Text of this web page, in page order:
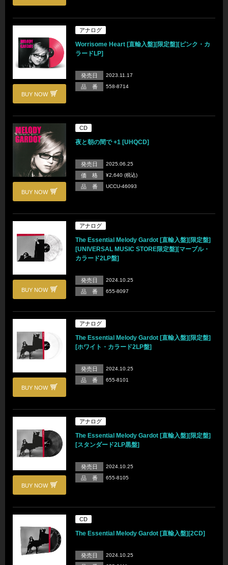
BUY NOW
アナログ
Worrisome Heart [直輸入盤][限定盤][ピンク・カ
ラードLP]
発売日 2023.11.17
品 番 558-8714
BUY NOW
CD
夜と朝の間で +1 [UHQCD]
発売日 2025.06.25
価 格 ¥2,640 (税込)
品 番 UCCU-46093
BUY NOW
アナログ
The Essential Melody Gardot [直輸入盤][限定盤]
[UNIVERSAL MUSIC STORE限定盤][マーブル・
カラード2LP盤]
発売日 2024.10.25
品 番 655-8097
BUY NOW
アナログ
The Essential Melody Gardot [直輸入盤][限定盤]
[ホワイト・カラード2LP盤]
発売日 2024.10.25
品 番 655-8101
BUY NOW
アナログ
The Essential Melody Gardot [直輸入盤][限定盤]
[スタンダード2LP黒盤]
発売日 2024.10.25
品 番 655-8105
CD
The Essential Melody Gardot [直輸入盤][2CD]
発売日 2024.10.25